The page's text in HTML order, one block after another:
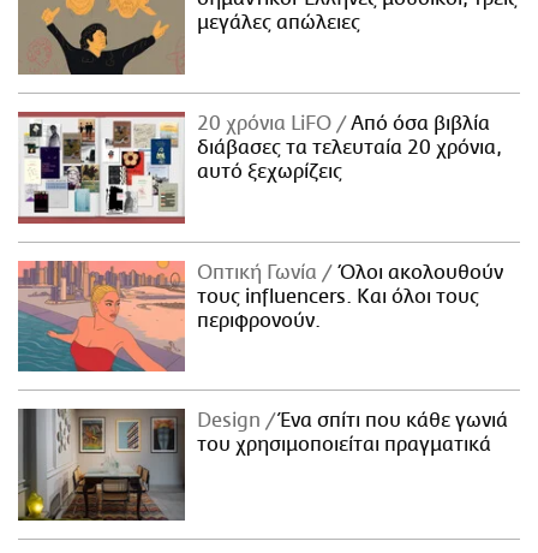
μεγάλες απώλειες
20 χρόνια LiFO
Από όσα βιβλία
διάβασες τα τελευταία 20 χρόνια,
αυτό ξεχωρίζεις
Οπτική Γωνία
Όλοι ακολουθούν
τους influencers. Και όλοι τους
περιφρονούν.
Design
Ένα σπίτι που κάθε γωνιά
του χρησιμοποιείται πραγματικά